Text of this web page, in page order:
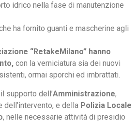
idrico nella fase di manutenzione
ha fornito guanti e mascherine agli
“RetakeMilano” hanno
con la verniciatura sia dei nuovi
ormai sporchi ed imbrattati.
supporto dell’Amministrazione,
e della Polizia Locale
, nelle necessarie attività di presidio